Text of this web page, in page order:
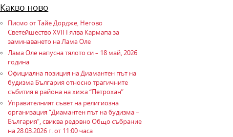
Какво ново
Писмо от Тайе Дордже, Негово
Светейшество XVII Гялва Кармапа за
заминаването на Лама Оле
Лама Оле напусна тялото си – 18 май, 2026
година
Официална позиция на Диамантен път на
будизма България относно трагичните
събития в района на хижа “Петрохан”
Управителният съвет на религиозна
организация “Диамантен път на будизма –
България”, свиква редовно Общо събрание
на 28.03.2026 г. от 11:00 часа